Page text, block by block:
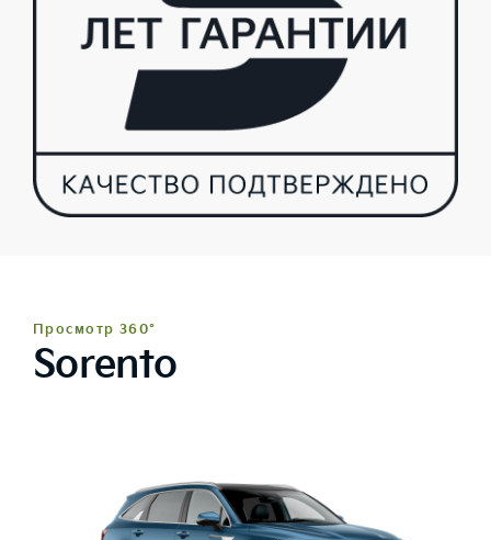
Просмотр 360°
Sorento